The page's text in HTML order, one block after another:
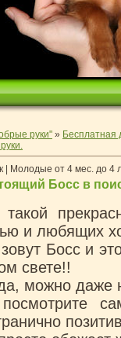
руки" » Бесплатная
| Молодые от 4 мес. до 4
Босс в
такой
и любящих
зовут Босс и
свете!!
можно даже